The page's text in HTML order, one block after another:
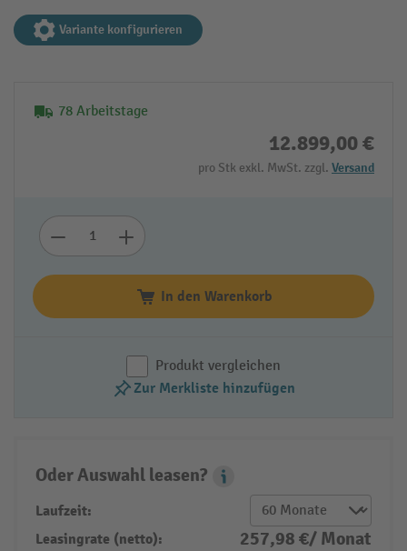
Variante konfigurieren
78 Arbeitstage
12.899,00 €
pro Stk exkl. MwSt. zzgl. Versand
In den Warenkorb
Produkt vergleichen
Zur Merkliste hinzufügen
Oder Auswahl leasen?
Leasing Popover
Laufzeit:
Leasingrate (netto):
257,98 €/ Monat